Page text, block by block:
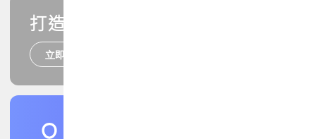
打造您的PCB專業技能
立即報名